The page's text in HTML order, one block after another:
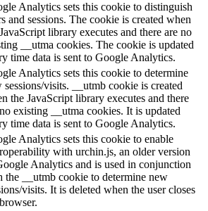
Analytics sets this cookie to distinguish
and sessions. The cookie is created when
library executes and there are no
__utma cookies. The cookie is updated
time data is sent to Google Analytics.
Analytics sets this cookie to determine
sessions/visits. __utmb cookie is created
the JavaScript library executes and there
existing __utma cookies. It is updated
time data is sent to Google Analytics.
Analytics sets this cookie to enable
with urchin.js, an older version
Analytics and is used in conjunction
the __utmb cookie to determine new
visits. It is deleted when the user closes